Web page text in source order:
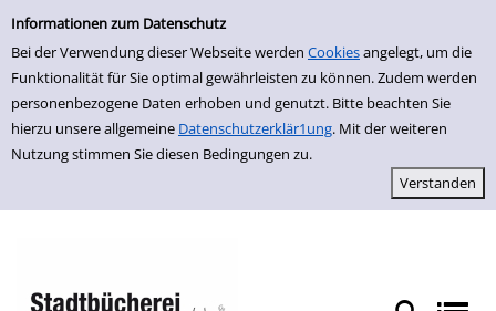
Einfache Suche
Informationen zum Datenschutz
Bei der Verwendung dieser Webseite werden Cookiesangelegt, um die
Funktionalität für Sie optimal gewährleisten zu können. Zudem werden
personenbezogene Daten erhoben und genutzt. Bitte beachten Sie
hierzu unsere allgemeine Datenschutzerklär1ung. Mit der weiteren
Nutzung stimmen Sie diesen Bedingungen zu.
zur Navigation springen
zum Inhalt springen
Zu den Suchfiltern springen
Zur Trefferliste springen